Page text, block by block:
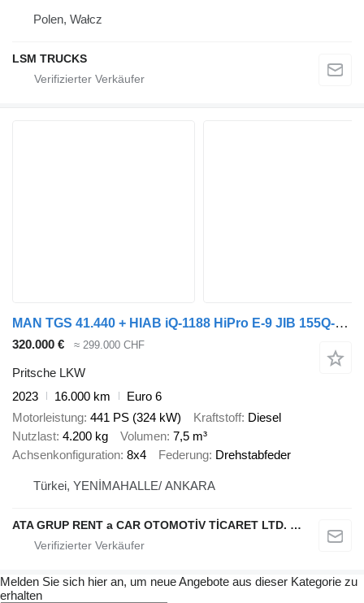
Polen, Wałcz
LSM TRUCKS
MAN TGS 41.440 + HIAB iQ-1188 HiPro E-9 JIB 155Q-6 JDC
320.000 € ≈ 299.000 CHF
Pritsche LKW
2023
16.000 km
Euro 6
Motorleistung 441 PS (324 kW) Kraftstoff Diesel
Nutzlast 4.200 kg Volumen 7,5 m³
Achsenkonfiguration 8x4 Federung Drehstabfeder
Türkei, YENİMAHALLE/ ANKARA
ATA GRUP RENT a CAR OTOMOTİV TİCARET LTD. ŞTİ.
Melden Sie sich hier an, um neue Angebote aus dieser Kategorie zu
erhalten